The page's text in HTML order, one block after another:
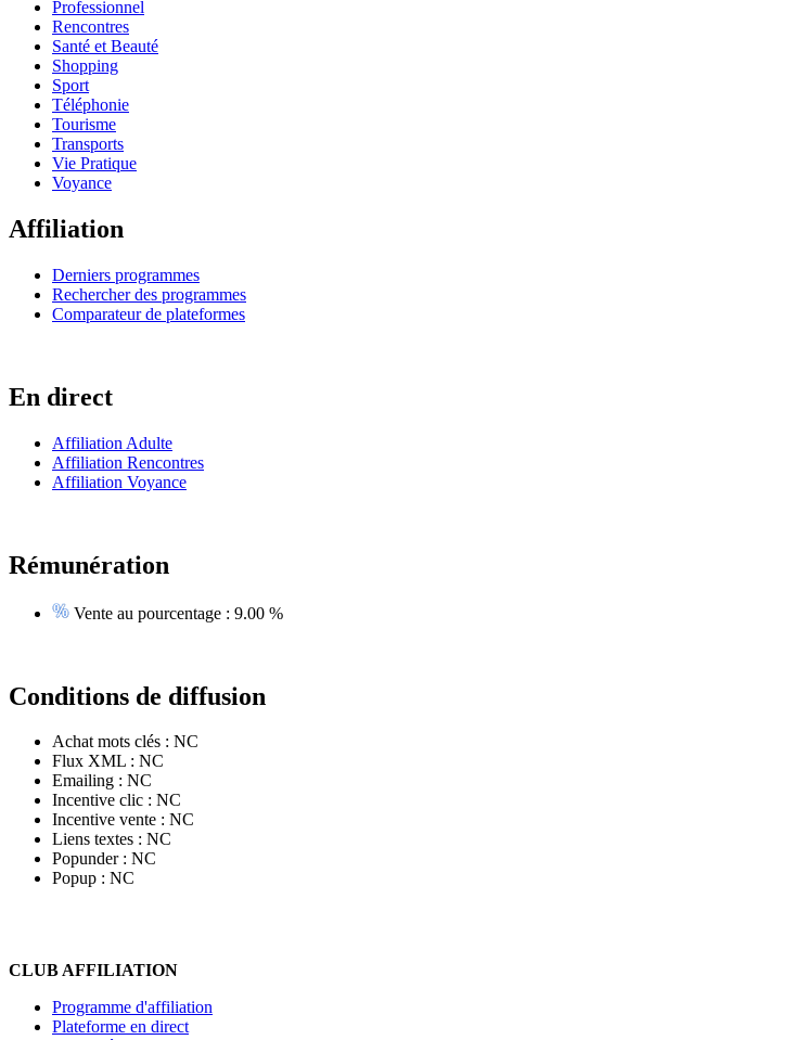
Professionnel
Rencontres
Santé et Beauté
Shopping
Sport
Téléphonie
Tourisme
Transports
Vie Pratique
Voyance
Affiliation
Derniers programmes
Rechercher des programmes
Comparateur de plateformes
En direct
Affiliation Adulte
Affiliation Rencontres
Affiliation Voyance
Rémunération
Vente au pourcentage : 9.00 %
Conditions de diffusion
Achat mots clés : NC
Flux XML : NC
Emailing : NC
Incentive clic : NC
Incentive vente : NC
Liens textes : NC
Popunder : NC
Popup : NC
CLUB AFFILIATION
Programme d'affiliation
Plateforme en direct